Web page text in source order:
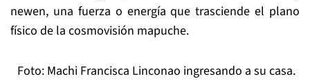
newen, una fuerza o energía que trasciende el plano
físico de la cosmovisión mapuche.
Foto: Machi Francisca Linconao ingresando a su casa.